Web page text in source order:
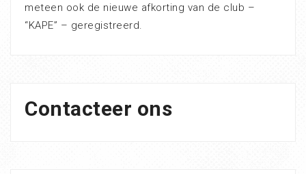
meteen ook de nieuwe afkorting van de club –
“KAPE” – geregistreerd.
Contacteer ons